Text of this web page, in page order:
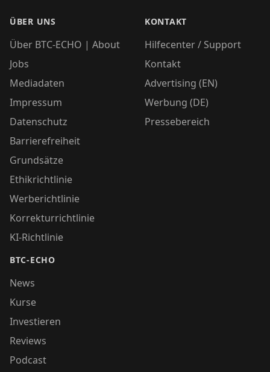
ÜBER UNS
Über BTC-ECHO | About
Jobs
Mediadaten
Impressum
Datenschutz
Barrierefreiheit
Grundsätze
Ethikrichtlinie
Werberichtlinie
Korrekturrichtlinie
KI-Richtlinie
BTC-ECHO
News
Kurse
Investieren
Reviews
Podcast
KONTAKT
Hilfecenter / Support
Kontakt
Advertising (EN)
Werbung (DE)
Pressebereich